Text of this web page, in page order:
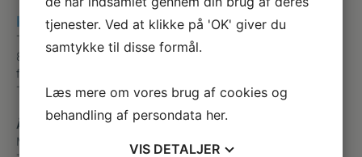
Klinik for Fodterapi Hornslet
Tingvej 10b
8543 Hornslet
fod@hornsletsnet.dk
Telefon+45 86995333
Åbningstider
Mandag
08:30 – 17:00
tjenester. Ved at klikke på 'OK' giver du
samtykke til disse formål.
Læs mere om vores brug af cookies og
behandling af persondata her.
VIS DETALJER